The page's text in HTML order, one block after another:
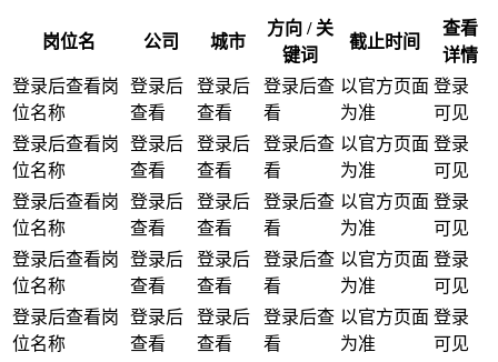
岗位名 公司 城市
方向 / 关
键词
截止时间
查看
详情
登录后查看岗
位名称
登录后
查看
登录后
查看
登录后查
看
以官方页面
为准
登录
可见
登录后查看岗
位名称
登录后
查看
登录后
查看
登录后查
看
以官方页面
为准
登录
可见
登录后查看岗
位名称
登录后
查看
登录后
查看
登录后查
看
以官方页面
为准
登录
可见
登录后查看岗
位名称
登录后
查看
登录后
查看
登录后查
看
以官方页面
为准
登录
可见
登录后查看岗
位名称
登录后
查看
登录后
查看
登录后查
看
以官方页面
为准
登录
可见